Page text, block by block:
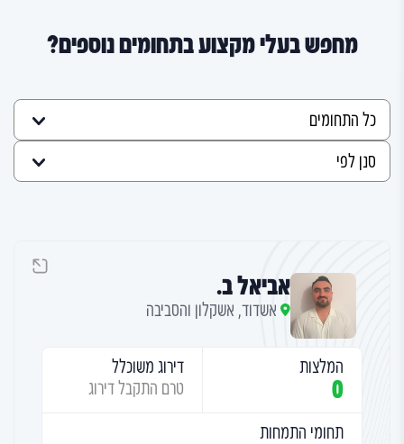
מחפש בעלי מקצוע בתחומים נוספים?
אביאל ב.
אשדוד, אשקלון והסביבה
המלצות
0
דירוג משוכלל
טרם התקבל דירוג
תחומי התמחות